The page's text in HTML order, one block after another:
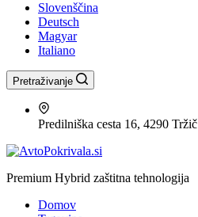
Slovenščina
Deutsch
Magyar
Italiano
Pretraživanje
Predilniška cesta 16, 4290 Tržič
Premium Hybrid zaštitna tehnologija
Domov